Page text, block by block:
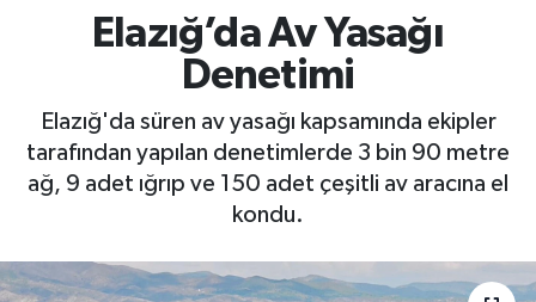
Elazığ’da Av Yasağı
Denetimi
Elazığ'da süren av yasağı kapsamında ekipler
tarafından yapılan denetimlerde 3 bin 90 metre
ağ, 9 adet ığrıp ve 150 adet çeşitli av aracına el
kondu.
DÜNYA
EKONOMİ
GENEL
Tüm Manşetler
Haber Arşivi